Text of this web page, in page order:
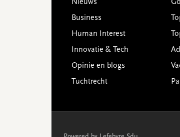
Nieuws
Business
Human Interest
Innovatie & Tech
Opinie en blogs
Tuchtrecht